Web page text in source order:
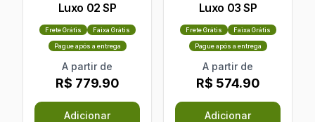
Luxo 02 SP
Frete Grátis Faixa Grátis
Pague após a entrega
A partir de
R$ 779.90
Adicionar
Luxo 03 SP
Frete Grátis Faixa Grátis
Pague após a entrega
A partir de
R$ 574.90
Adicionar